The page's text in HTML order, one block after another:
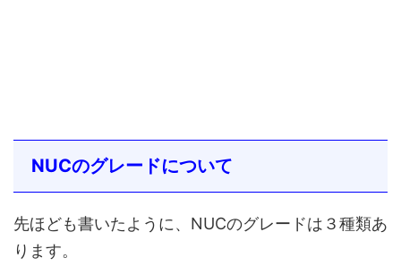
NUCのグレードについて
先ほども書いたように、NUCのグレードは３種類あ
ります。